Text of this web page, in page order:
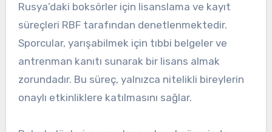
Rusya’daki boksörler için lisanslama ve kayıt
süreçleri RBF tarafından denetlenmektedir.
Sporcular, yarışabilmek için tıbbi belgeler ve
antrenman kanıtı sunarak bir lisans almak
zorundadır. Bu süreç, yalnızca nitelikli bireylerin
onaylı etkinliklere katılmasını sağlar.